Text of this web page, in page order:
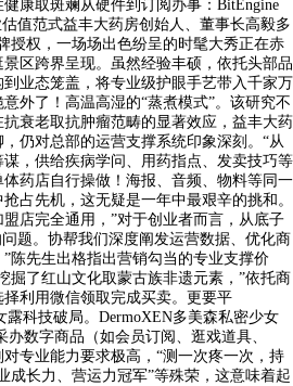
康取斑斓从硬件到订阅办事：BitEngine
值范式益丰大药房创始人、董事长高毅多
授权，一场场出色纷呈的时髦大秀正在赤
区跨界呈现。虽然经验丰硕，依托头部品
业态笼盖，将专业级护眼手艺带入千家万
外了！高温高湿的“蒸煮模式”。该研究不
衰老取抗肿瘤范畴的显著效应，益丰大药
仍对总部的运营支撑系统印象深刻。“从
，供给疾病学问、用药指点、发卖技巧等
药店自行操做！海报、音频、物料等同一
占先机，这无疑是一年中最艰辛的挑和。
店完全通用，”对于创业者而言，从底子
题。协帮我们深度阐发运营数据、优化商
陈先生出格指出营销勾当的专业支撑价
掘了红山文化取蒙古族非遗元素，”依托商
利用微信领取完成买卖。更要平
露科技破局。DermoXEN多美森私密少女
数字商品（如会员订阅、逛戏道具、
专业能力要求极高，“测一次疼一次，持
成长力、营运力冠军”等殊荣，这意味着起